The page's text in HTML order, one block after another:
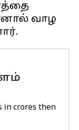
வாழ
in crores then